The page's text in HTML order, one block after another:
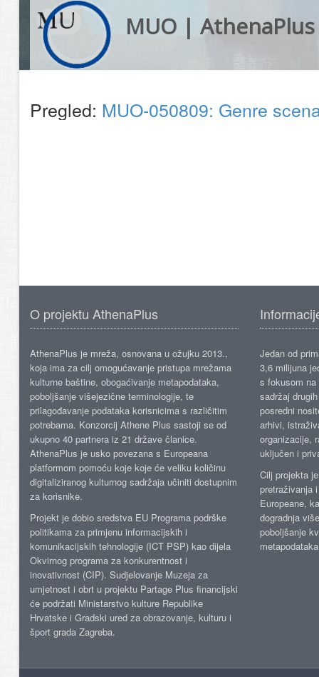
MUO | AthenaPlus
Pregled: MUO-050809: Genre
O projektu AthenaPlus
AthenaPlus je mreža, osnovana u ožujku 2013.,
koja ima za cilj omogućavanje pristupa mrežama
kulturne baštine, obogaćivanje metapodataka,
poboljšanje višejezične terminologije, te
prilagođavanje podataka korisnicima s različitim
potrebama. Konzorcij Athene Plus sastoji se od
ukupno 40 partnera iz 21 države članice.
AthenaPlus je usko povezana s Europeana
platformom pomoću koje koje će veliku količinu
digitaliziranog kulturnog sadržaja učiniti dostupnim
za korisnike.
Projekt je dobio sredstva EU Programa podrške
politikama za primjenu informacijskih i
komunikacijskih tehnologije (ICT PSP) kao dijela
Okvirnog programa za konkurentnost i
inovativnost (CIP). Sudjelovanje Muzeja za
umjetnost i obrt u projektu Partage Plus financijski
će podržati Ministarstvo kulture Republike
Hrvatske i Gradski ured za obrazovanje, kulturu i
šport grada Zagreba.
Jedan od
3,6 milijuna
s fokusom
sadržaj
posredni
arhivi,
organizacije,
uključen i
Cilj projekta
pretraživanja
Europeane,
dogradnja
poboljšanje